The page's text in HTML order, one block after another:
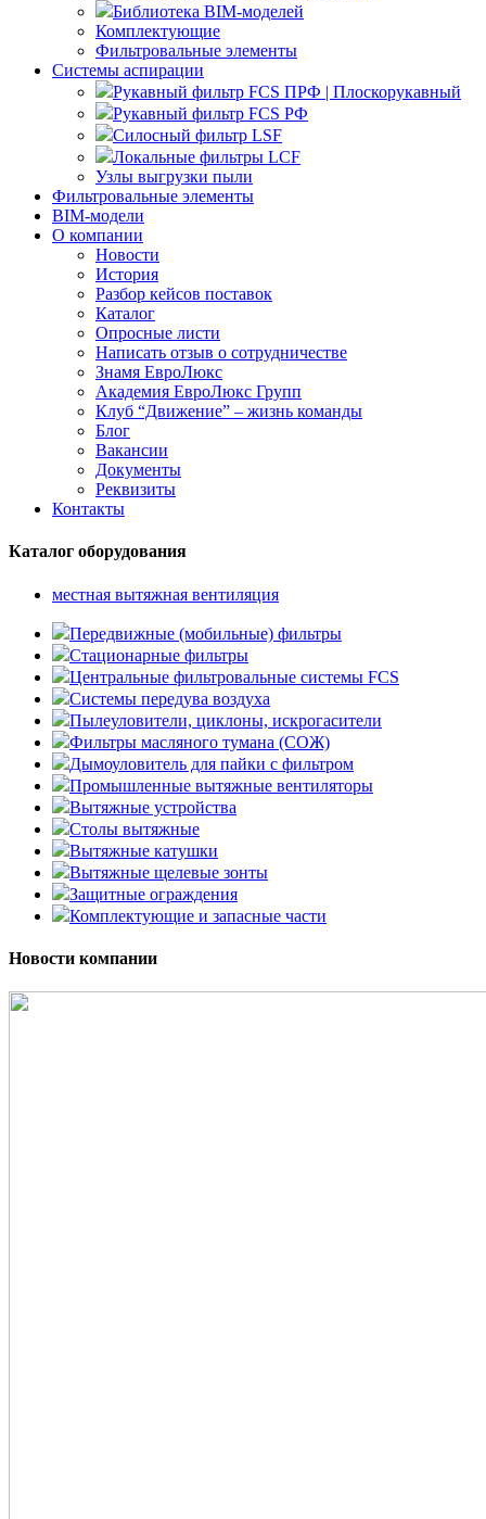
Библиотека BIM-моделей
Комплектующие
Фильтровальные элементы
Системы аспирации
Рукавный фильтр FCS ПРФ | Плоскорукавный
Рукавный фильтр FCS РФ
Силосный фильтр LSF
Локальные фильтры LCF
Узлы выгрузки пыли
Фильтровальные элементы
BIM-модели
О компании
Новости
История
Разбор кейсов поставок
Каталог
Опросные листи
Написать отзыв о сотрудничестве
Знамя ЕвроЛюкс
Академия ЕвроЛюкс Групп
Клуб “Движение” – жизнь команды
Блог
Вакансии
Документы
Реквизиты
Контакты
Каталог оборудования
местная вытяжная вентиляция
Передвижные (мобильные) фильтры
Стационарные фильтры
Центральные фильтровальные системы FCS
Системы передува воздуха
Пылеуловители, циклоны, искрогасители
Фильтры масляного тумана (СОЖ)
Дымоуловитель для пайки с фильтром
Промышленные вытяжные вентиляторы
Вытяжные устройства
Столы вытяжные
Вытяжные катушки
Вытяжные щелевые зонты
Защитные ограждения
Комплектующие и запасные части
Новости компании